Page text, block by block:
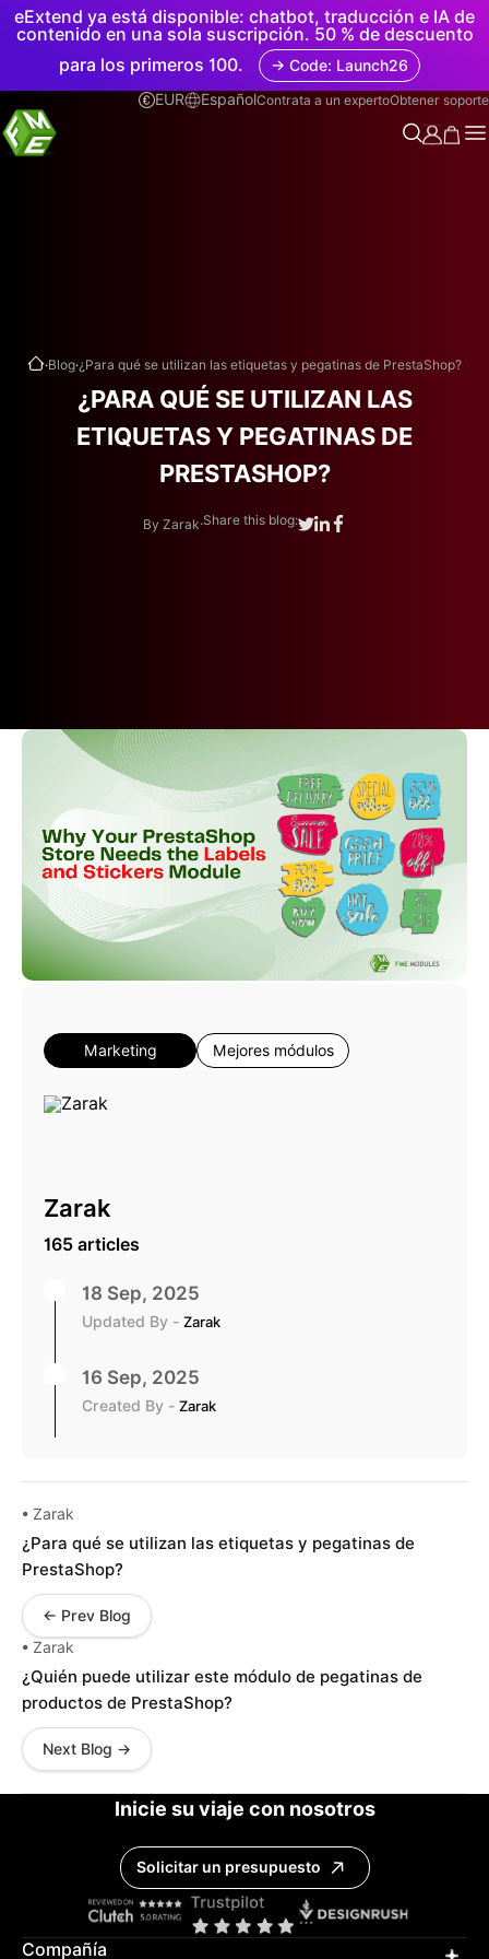
eExtend ya está disponible: chatbot, traducción e IA de
contenido en una sola suscripción. 50 % de descuento
para los primeros 100.
→ Code: Launch26
EUR
EspañolContrata a un expertoObtener soporte
.Blog.¿Para qué se utilizan las etiquetas y pegatinas de PrestaShop?
¿PARA QUÉ SE UTILIZAN LAS
ETIQUETAS Y PEGATINAS DE
PRESTASHOP?
By Zarak.Share this blog:
Marketing Mejores módulos
Zarak
165 articles
18 Sep, 2025
Updated By - Zarak
16 Sep, 2025
Created By - Zarak
• Zarak
¿Para qué se utilizan las etiquetas y pegatinas de
PrestaShop?
← Prev Blog
• Zarak
¿Quién puede utilizar este módulo de pegatinas de
productos de PrestaShop?
Next Blog →
Inicie su viaje con nosotros
Solicitar un presupuesto
Compañía